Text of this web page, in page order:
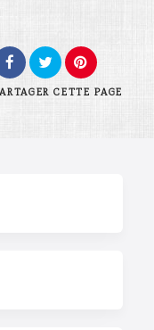
CETTE PAGE